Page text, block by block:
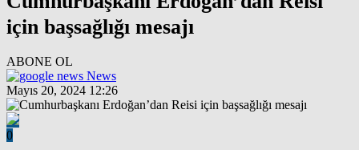
için başsağlığı mesajı
ABONE OL
News
Mayıs 20, 2024 12:26
0